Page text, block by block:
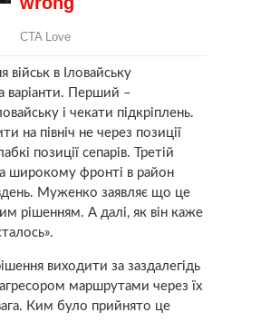
військ в Іловайську
варіанти. Перший –
і чекати підкріплень.
на північ не через позиції
позиції сепарів. Третій
широкому фронті в район
Муженко заявляє що це
рішенням. А далі, як він каже
виходити за заздалегідь
маршрутами через їх
Ким було прийнято це